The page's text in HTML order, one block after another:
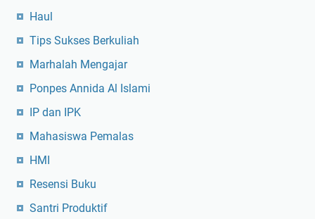
Haul
Tips Sukses Berkuliah
Marhalah Mengajar
Ponpes Annida Al Islami
IP dan IPK
Mahasiswa Pemalas
HMI
Resensi Buku
Santri Produktif